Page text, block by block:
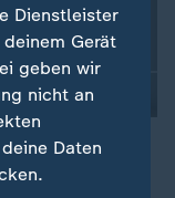
an
der Pandemie
Dienstleister
Gerät
geben wir
nicht an
Daten